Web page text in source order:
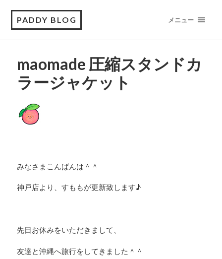
PADDY BLOG メニュー
maomade 圧縮スタンドカ
ラージャケット
みなさまこんばんは＾＾
神戸店より、すももが更新致します♪
先日お休みをいただきまして、
友達と沖縄へ旅行をしてきました＾＾